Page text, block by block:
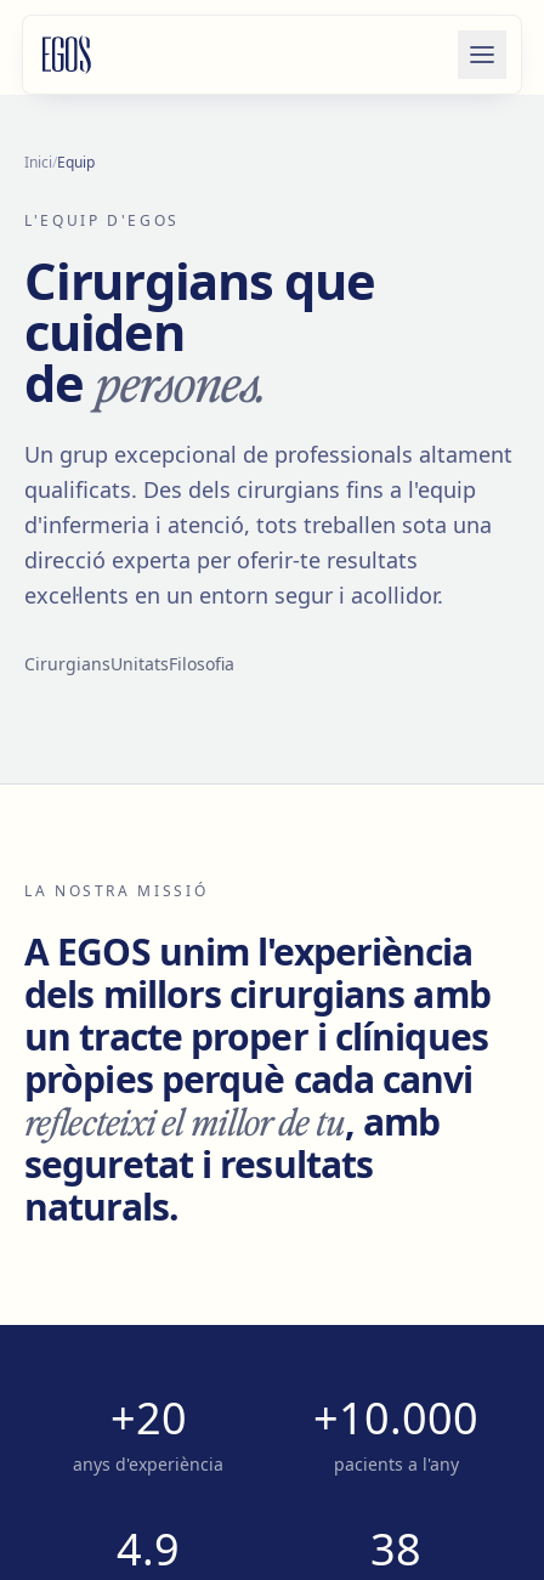
Inici/Equip
L'EQUIP D'EGOS
Cirurgians que
cuiden
depersones.
Un grup excepcional de professionals altament
qualificats. Des dels cirurgians fins a l'equip
d'infermeria i atenció, tots treballen sota una
direcció experta per oferir-te resultats
excel·lents en un entorn segur i acollidor.
CirurgiansUnitatsFilosofia
LA NOSTRA MISSIÓ
A EGOS unim l'experiència
dels millors cirurgians amb
un tracte proper i clíniques
pròpies perquè cada canvi
reflecteixi el millor de tu, amb
seguretat i resultats
naturals.
+20
anys d'experiència
+10.000
pacients a l'any
4.9 38